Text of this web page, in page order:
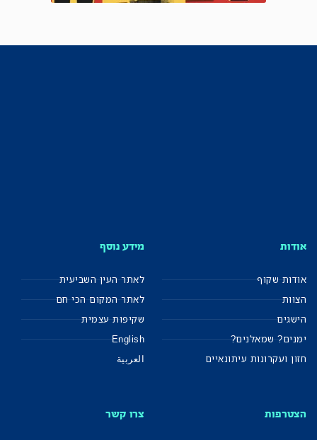
אודות
אודות שקוף
הצוות
הישגים
ימנים? שמאלנים?
חזון ועקרונות עיתונאיים
מידע נוסף
לאתר העין השביעית
לאתר המקום הכי חם
שקיפות עצמית
English
العربية
הצטרפות צרו קשר